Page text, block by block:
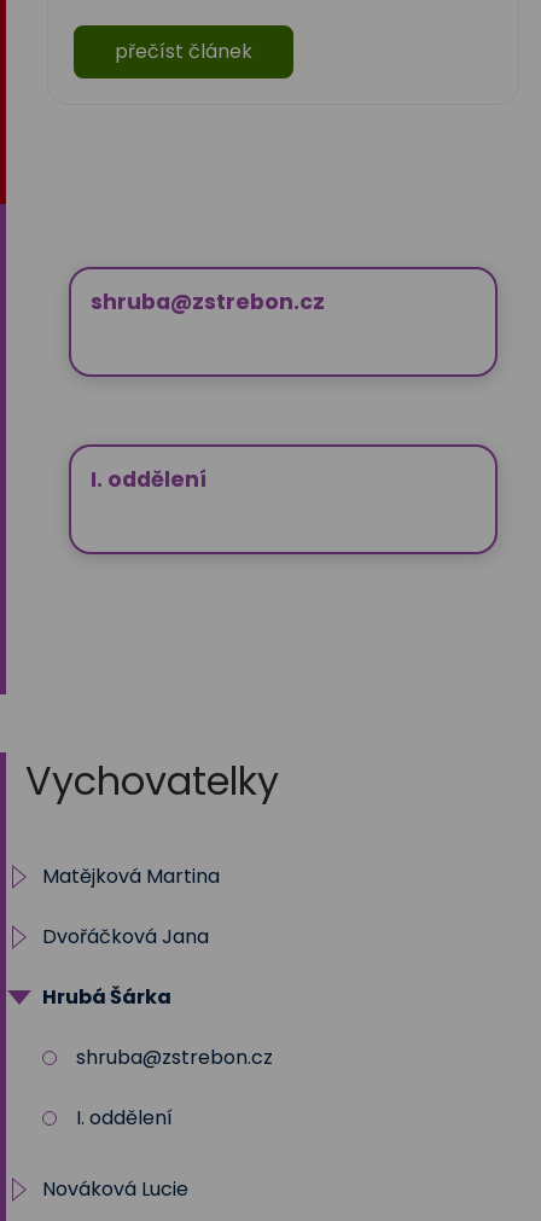
přečíst článek
shruba@zstrebon.cz
I. oddělení
Vychovatelky
Matějková Martina
IV. oddělení ŠD
Dvořáčková Jana
Archiv
5.oddělení
Hrubá Šárka
shruba@zstrebon.cz
I. oddělení
Nováková Lucie